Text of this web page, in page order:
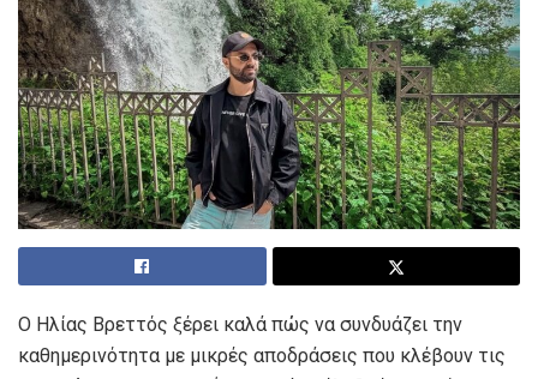
Ο Ηλίας Βρεττός ξέρει καλά πώς να συνδυάζει την
καθημερινότητα με μικρές αποδράσεις που κλέβουν τις